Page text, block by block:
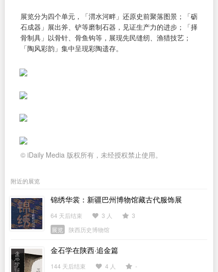
展览分为四个单元，「渭水河畔」还原史前聚落图景；「砺
石成器」展出斧、铲等磨制石器，见证生产力的进步；「择
骨制具」以骨针、骨鱼钩等，展现先民缝纫、渔猎技艺；
「陶风彩韵」集中呈现彩陶遗存。
© iDaily Media 版权所有，未经授权禁止使用。
附近的展览
锦绣华裳：新疆巴州博物馆藏古代服饰展
64 天后结束 3 人
3
展览
陕西历史博物馆
金石学在陕西·追金篇
144 天后结束 4 人 -